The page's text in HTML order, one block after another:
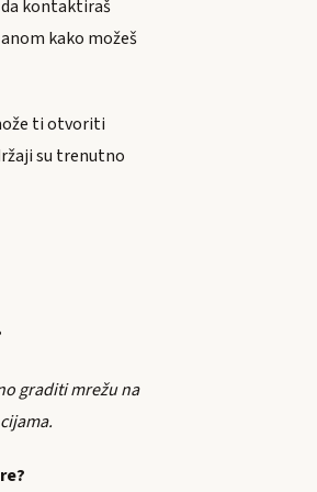
kontaktiraš
kako možeš
ti otvoriti
su trenutno
graditi mrežu na